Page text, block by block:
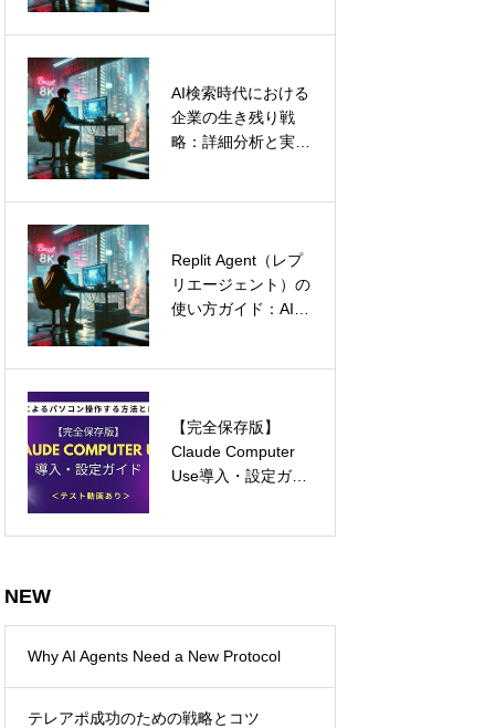
AI検索時代における
企業の生き残り戦
略：詳細分析と実践
Replit Agent（レプ
リエージェント）の
使い方ガイド：AIで
【完全保存版】
Claude Computer
Use導入・設定ガイ
LinkedInリード獲得
を自動化する
Octopus CRMの使
Account
Engagement（旧
Pardot）によるセー
プロンプトエンジニ
アリングとLLMワー
クフローの革新
NEW
Why AI Agents Need a New Protocol
テレアポ成功のための戦略とコツ